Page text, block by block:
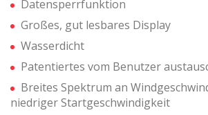
Datensperrfunktion
Großes, gut lesbares Display
Wasserdicht
Patentiertes vom Benutzer
Breites Spektrum an
niedriger Startgeschwindigkeit
die Surfgewohnheiten auf der Website
Werbung in Bezug auf das Surfprofil des
anzeigen.